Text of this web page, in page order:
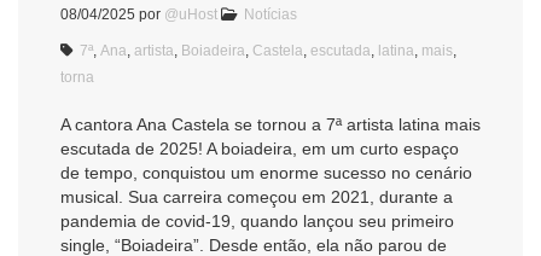
08/04/2025 por @uHost Notícias
7ª Ana artista Boiadeira Castela escutada latina mais
torna
A cantora Ana Castela se tornou a 7ª artista latina mais
escutada de 2025! A boiadeira, em um curto espaço
de tempo, conquistou um enorme sucesso no cenário
musical. Sua carreira começou em 2021, durante a
pandemia de covid-19, quando lançou seu primeiro
single, “Boiadeira”. Desde então, ela não parou de